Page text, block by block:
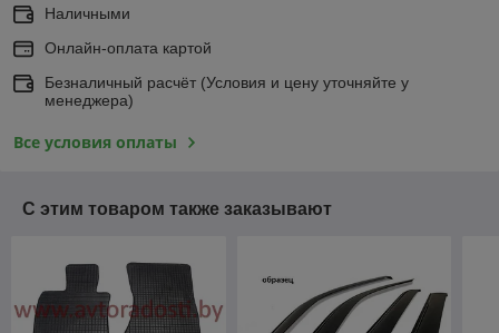
Наличными
Онлайн-оплата картой
Безналичный расчёт (Условия и цену уточняйте у
менеджера)
Все условия оплаты
С этим товаром также заказывают